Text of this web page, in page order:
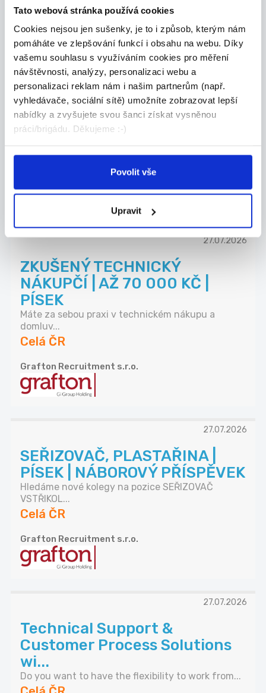
Tato webová stránka používá cookies
Cookies nejsou jen sušenky, je to i způsob, kterým nám
pomáháte ve zlepšování funkcí i obsahu na webu. Díky
vašemu souhlasu s využíváním cookies pro měření
návštěvnosti, analýzy, personalizaci webu a
personalizaci reklam nám i našim partnerům (např.
vyhledávače, sociální sítě) umožníte zobrazovat lepší
nabídky a zvyšujete svou šanci získat vysněnou
práci/brigádu. Děkujeme :-)
Povolit vše
Upravit
Valora Properity s.r.o.
27.07.2026
Mistr stavby pro závod
kolejových staveb
Co u nás budete dělat? - Řídit realizace sta...
Celá ČR
Chládek & Tintěra, a.s.
27.07.2026
ZKUŠENÝ TECHNICKÝ
NÁKUPČÍ | AŽ 70 000 KČ |
PÍSEK
Máte za sebou praxi v technickém nákupu a
domluv...
Celá ČR
Grafton Recruitment s.r.o.
27.07.2026
SEŘIZOVAČ, PLASTAŘINA |
PÍSEK | NÁBOROVÝ PŘÍSPĚVEK
Hledáme nové kolegy na pozice SEŘIZOVAČ
VSTŘIKOL...
Celá ČR
Grafton Recruitment s.r.o.
27.07.2026
Technical Support &
Customer Process Solutions
wi...
Do you want to have the flexibility to work from...